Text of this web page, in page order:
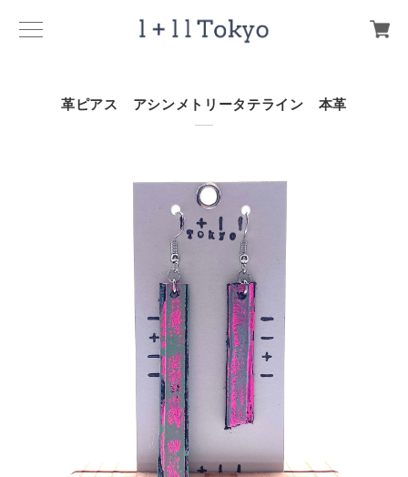
革ピアス アシンメトリータテライン 本革